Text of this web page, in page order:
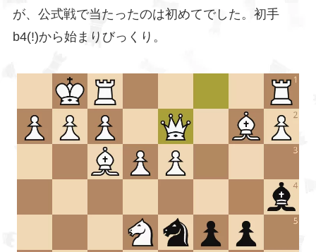
が、公式戦で当たったのは初めてでした。初手
b4(!)から始まりびっくり。